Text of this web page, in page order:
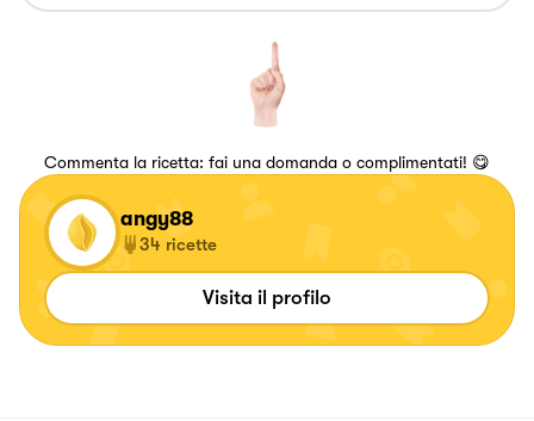
Commenta la ricetta: fai una domanda o complimentati! 😋
angy88
34 ricette
Visita il profilo